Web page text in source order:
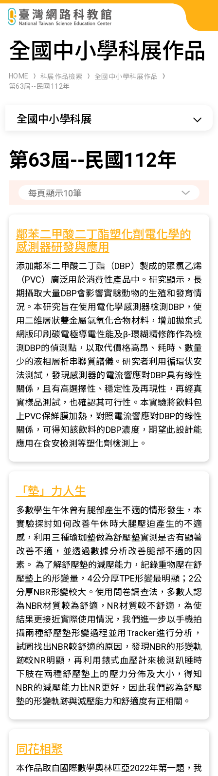
科展作品檢索
科學研習月刊
全國中小學科展作品
HOME 科展作品檢索
全國中小學科展作品
第63屆--民國112年
全國中小學科展
第63屆--民國112年
鄰苯二甲酸二丁酯塑化劑電化學的
感測器研發與應用
添加鄰苯二甲酸二丁酯（DBP）製成的聚氯乙烯
（PVC）廣泛用於消費性產品中。研究顯示，長
期攝取大量DBP會影響實驗動物的生殖和發育情
況。本研究旨在使用電化學感測器檢測DBP，使
用二維層狀雙金屬氫氧化合物材料，增加拋棄式
網版印刷碳電極導電性能及β-環糊精修飾作為檢
測DBP的偵測點，以取代價格高昂、耗時、數量
少的液相層析串聯質譜儀。研究者利用循環伏安
法測試，發現感測器的電流響應對DBP具有線性
關係，且有高選擇性、穩定性及再現性，再經真
實樣品測試，也確認其可行性。本實驗將飲料包
上PVC保鮮膜加熱，對照電流響應對DBP的線性
關係，可得知該飲料的DBP濃度，期望此設計能
應用在食安檢測等塑化劑檢測上。
「墊」力人生
多數學生午休曾有腿部產生不適的情形發生，本
實驗探討如何改善午休時大腿壓迫產生的不適
感，利用三種瑜珈墊做為舒壓墊實測是否有顯著
改善不適，並透過數據分析改善腿部不適的因
素。 為了解舒壓墊的減壓能力，記錄重物壓在舒
壓墊上的形變量，4公分厚TPE形變最明顯；2公
分厚NBR形變較大。使用問卷調查法，多數人認
為NBR材質較為舒適，NR材質較不舒適，為使
結果更接近實際使用情況，我們進一步以手機拍
攝兩種舒壓墊形變過程並用Tracker進行分析，
試圖找出NBR較舒適的原因，發現NBR的形變軌
跡較NR明顯，再利用錶式血壓計來檢測趴睡時
下肢在兩種舒壓墊上的壓力分佈及大小，得知
NBR的減壓能力比NR更好，因此我們認為舒壓
墊的形變軌跡與減壓能力和舒適度有正相關。
同花相聚
本作品取自國際數學奧林匹亞2022年第一題，我